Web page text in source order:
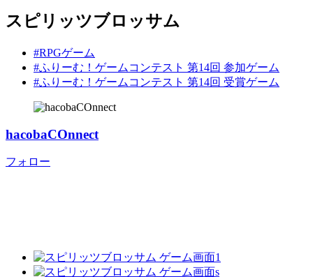
スピリッツブロッサム
#RPGゲーム
#ふりーむ！ゲームコンテスト 第14回 参加ゲーム
#ふりーむ！ゲームコンテスト 第14回 受賞ゲーム
hacobaCOnnect
フォロー